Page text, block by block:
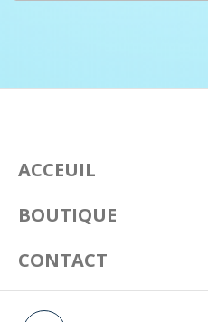
ACCEUIL
BOUTIQUE
CONTACT